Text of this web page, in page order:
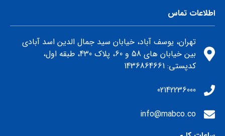
اطلاعات تماس
تهران، یوسف آباد، خیابان سید جمال الدین اسد آبادی
بین خیابان های 58 و 60، پلاک 430، طبقه اول،
كدپستي: 1436864661
02142236000
info@mabco.co